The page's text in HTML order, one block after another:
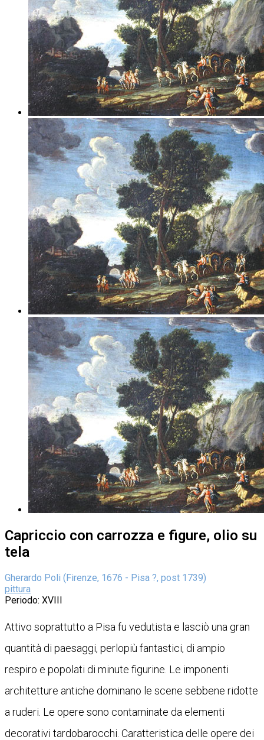
Capriccio con carrozza e figure, olio su
tela
Gherardo Poli (Firenze, 1676 - Pisa ?, post 1739)
pittura
Periodo: XVIII
Attivo soprattutto a Pisa fu vedutista e lasciò una gran
quantità di paesaggi, perlopiù fantastici, di ampio
respiro e popolati di minute figurine. Le imponenti
architetture antiche dominano le scene sebbene ridotte
a ruderi. Le opere sono contaminate da elementi
decorativi tardobarocchi. Caratteristica delle opere dei